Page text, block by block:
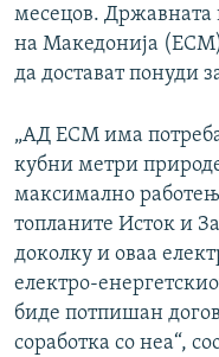
месецов. Државната
на Македонија
да достават понуди
„АД ЕСМ има
кубни метри
максимално
топланите Исток и
доколку и оваа
електро-
биде потпишан
соработка со неа“,